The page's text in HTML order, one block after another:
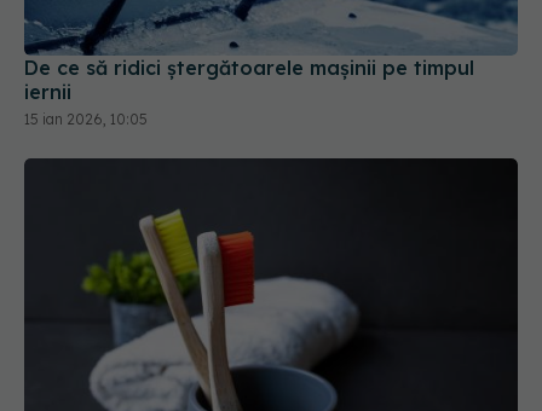
De ce să ridici ștergătoarele mașinii pe timpul
iernii
15 ian 2026, 10:05